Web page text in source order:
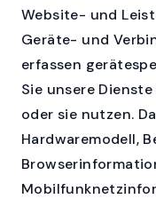
Website- und
Geräte- und
erfassen
Sie unsere
oder sie nutzen.
Hardwaremodell,